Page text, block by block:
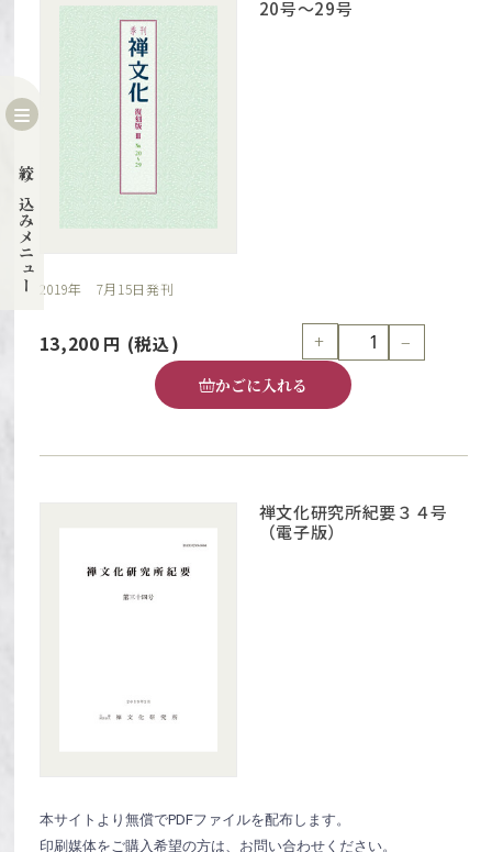
20号～29号
2019年 7月15日発刊
13,200 円 (税込) + −
かごに入れる
禅文化研究所紀要３４号
（電子版）
本サイトより無償でPDFファイルを配布します。
印刷媒体をご購入希望の方は、お問い合わせください。
絞り込みメニュー